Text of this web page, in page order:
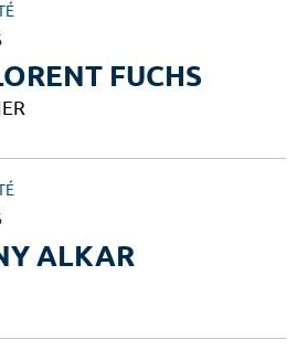
FUCHS
ALKAR